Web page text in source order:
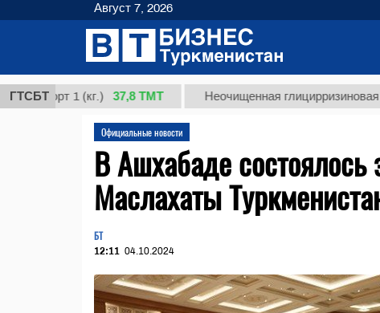
ГТСБТ
1 (кг.) 37,8 ТМТ Неочищенная глицирризиновая
Официальные новости
В Ашхабаде
Маслахаты
БТ
12:11 04.10.2024
Август 7, 2026